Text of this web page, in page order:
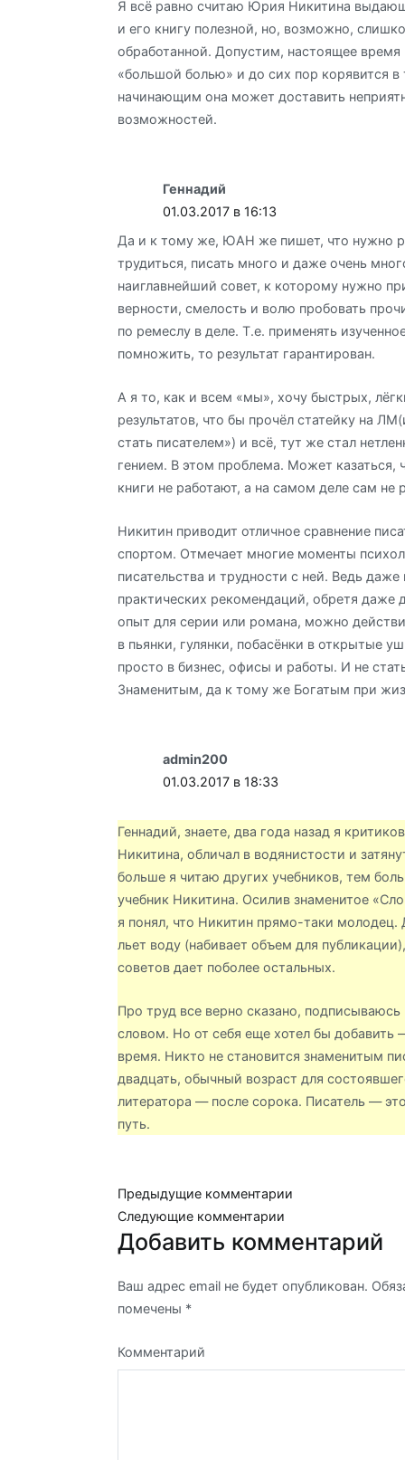
Я всё равно считаю Юрия Никитина
и его книгу полезной, но, возможно,
обработанной. Допустим, настоящее время
«большой болью» и до сих пор корявится
начинающим она может доставить
возможностей.
Геннадий
01.03.2017 в 16:13
Да и к тому же, ЮАН же пишет, что нужно
трудиться, писать много и даже очень
наиглавнейший совет, к которому нужно
верности, смелость и волю пробовать
по ремеслу в деле. Т.е. применять
помножить, то результат гарантирован.
А я то, как и всем «мы», хочу быстрых,
результатов, что бы прочёл статейку на
стать писателем») и всё, тут же стал
гением. В этом проблема. Может казаться,
книги не работают, а на самом деле сам не
Никитин приводит отличное сравнение
спортом. Отмечает многие моменты
писательства и трудности с ней. Ведь
практических рекомендаций, обретя даже
опыт для серии или романа, можно
в пьянки, гулянки, побасёнки в открытые
просто в бизнес, офисы и работы. И не
Знаменитым, да к тому же Богатым при
admin200
01.03.2017 в 18:33
Геннадий, знаете, два года назад я
Никитина, обличал в водянистости и
больше я читаю других учебников, тем
учебник Никитина. Осилив знаменитое
я понял, что Никитин прямо-таки молодец.
льет воду (набивает объем для
советов дает поболее остальных.
Про труд все верно сказано,
словом. Но от себя еще хотел бы добавить
время. Никто не становится знаменитым
двадцать, обычный возраст для
литератора — после сорока. Писатель —
путь.
Навигация
по
комментариям
Предыдущие комментарии
Следующие комментарии
Добавить комментарий
Ваш адрес email не будет опубликован.
помечены *
Комментарий